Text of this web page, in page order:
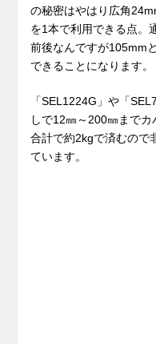
の秘密はやはり広角
を1本で利用できる点。
前後なんですが105mm
できることになります。
「SEL1224G」や「
しで12㎜～200㎜まで
合計で約2kgで済むので
ています。